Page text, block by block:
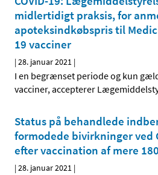
midlertidigt praksis, for
apoteksindkøbspris til
19 vacciner
|28. januar 2021 |
I en begrænset periode og kun
vacciner, accepterer
Status på behandlede
formodede bivirkninger ved
efter vaccination af mere
|28. januar 2021 |